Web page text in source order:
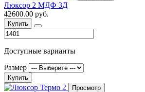
Люксор 2 МДФ 3Д
42600.00 руб.
Купить
Доступные варианты
Размер
Купить
Просмотр